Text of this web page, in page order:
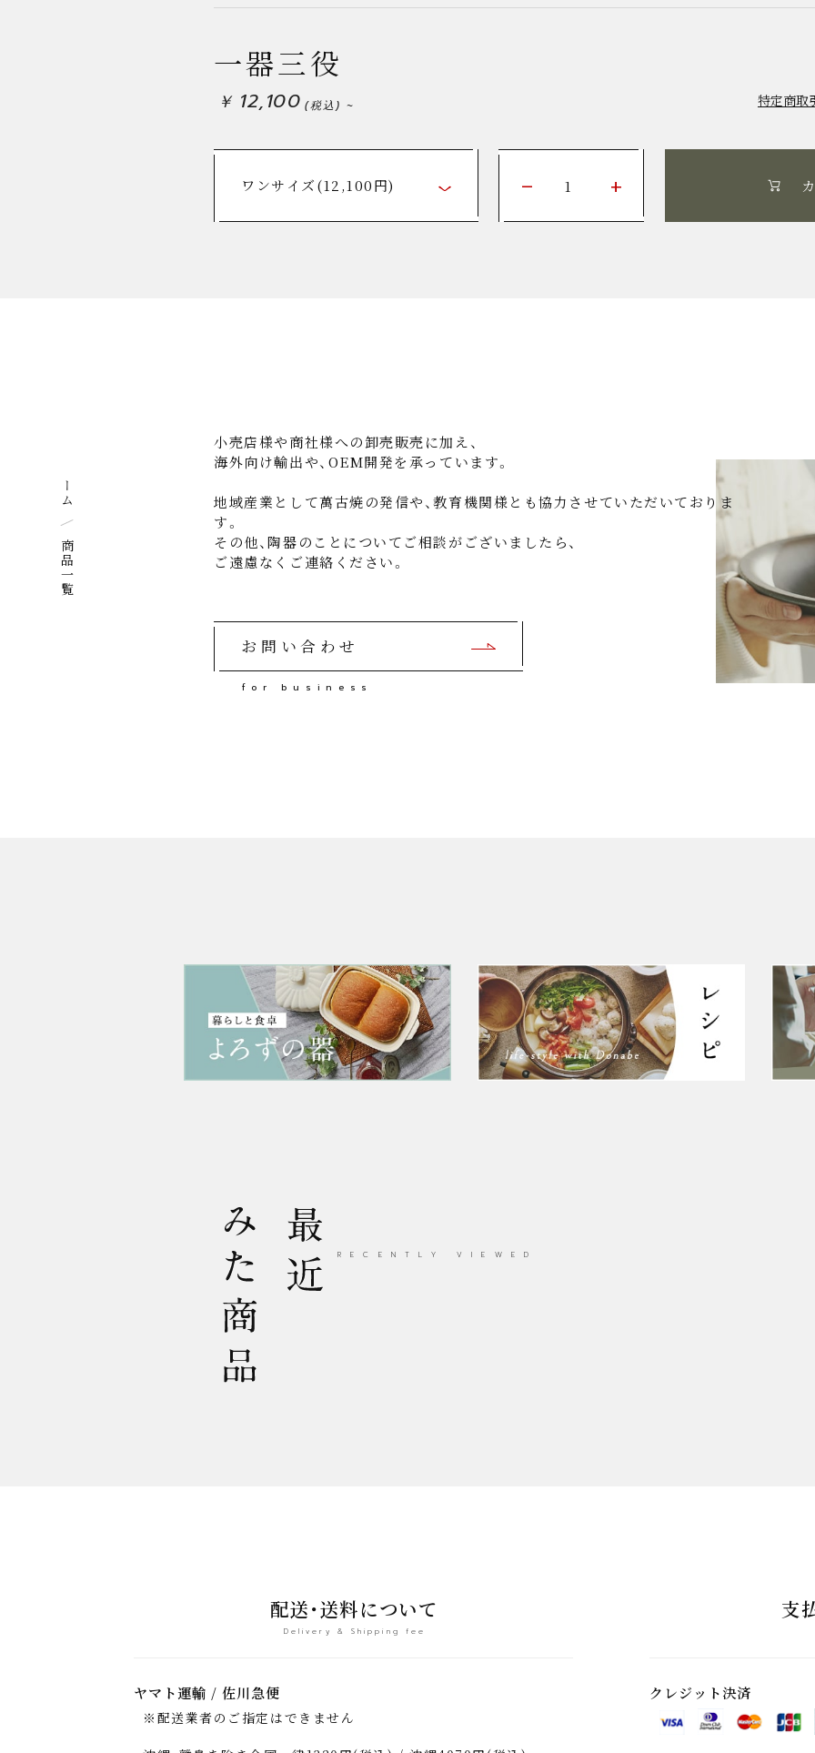
全商品 土鍋 炊飯鍋 耐熱器
調理器
IH対応
一器三役
12,100 特定商取
小売店様や商社様への卸売販売に加え、
海外向け輸出や、OEM開発を承っています。
地域産業として萬古焼の発信や、教育機関様とも協力させていただいておりま
す。
その他、陶器のことについてご相談がございましたら、
お問い合わせ
f o r b u s i n e s s
RECENTLY VIEWED
配送・送料について
Delivery & Shipping fee
ヤマト運輸 / 佐川急便
※配送業者のご指定はできません
支
クレジット決済
ホーム
商品一覧